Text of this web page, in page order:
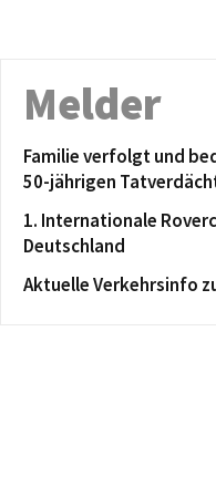
Melder
Familie verfolgt und
50-jährigen
1. Internationale
Deutschland
Aktuelle Verkehrsinfo